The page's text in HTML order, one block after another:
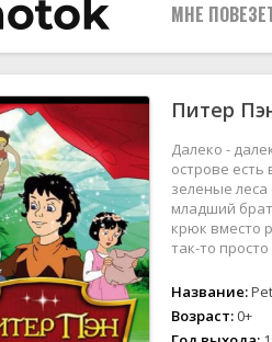
МНЕ
Питер
Далеко -
острове
зеленые
младший
крюк вместо
так-то
Название:
Возраст:0+